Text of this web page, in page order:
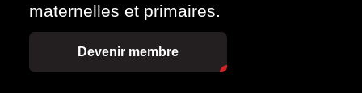
maternelles et primaires.
Devenir membre